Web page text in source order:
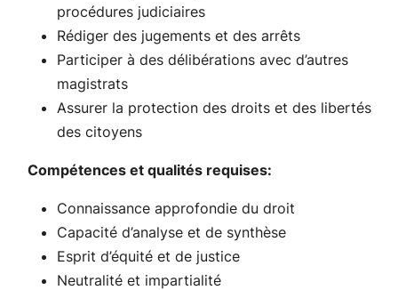
procédures judiciaires
Rédiger des jugements et des arrêts
Participer à des délibérations avec d’autres
magistrats
Assurer la protection des droits et des libertés
des citoyens
Compétences et qualités requises:
Connaissance approfondie du droit
Capacité d’analyse et de synthèse
Esprit d’équité et de justice
Neutralité et impartialité